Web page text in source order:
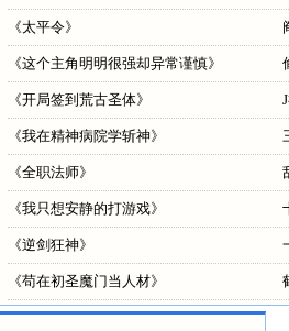
《太平令》
《这个主角明明很强却异常谨慎》
《开局签到荒古圣体》
《我在精神病院学斩神》
《全职法师》
《我只想安静的打游戏》
《逆剑狂神》
《苟在初圣魔门当人材》